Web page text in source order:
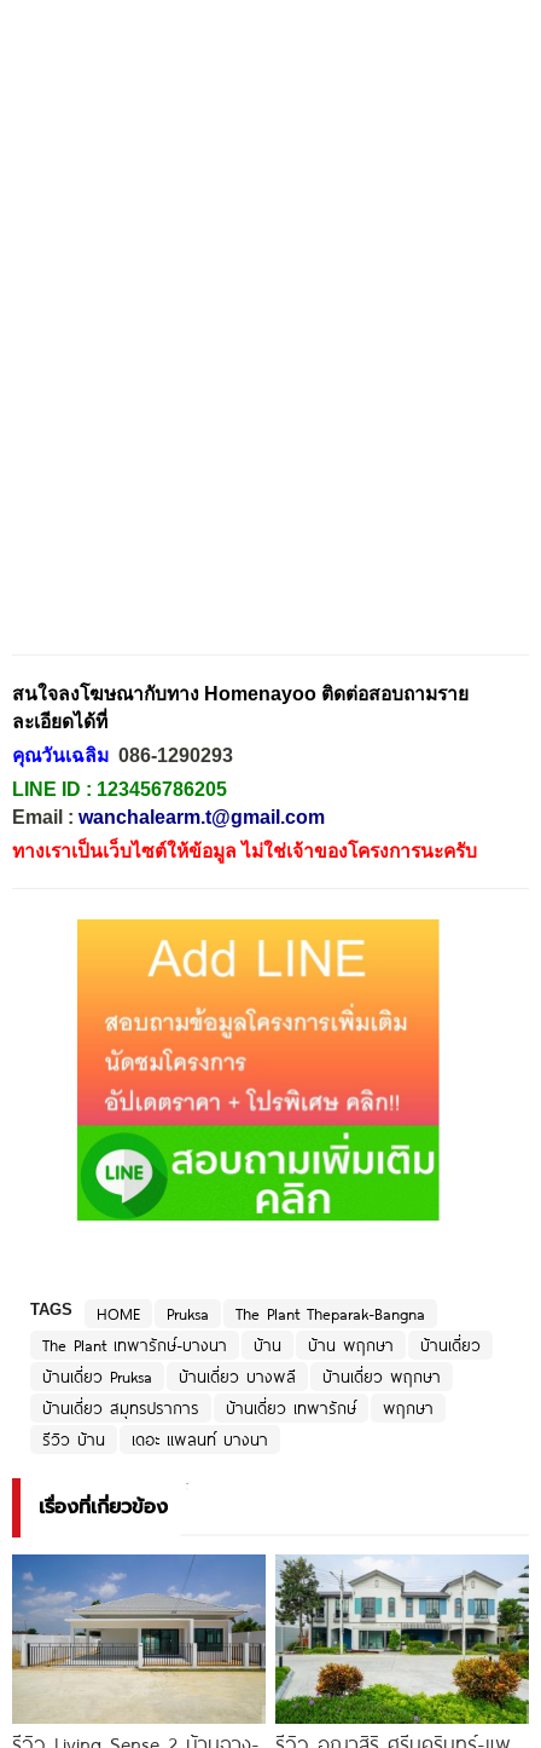
สนใจลงโฆษณากับทาง Homenayoo ติดต่อสอบถามราย
ละเอียดได้ที่
คุณวันเฉลิม 086-1290293
LINE ID : 123456786205
Email : wanchalearm.t@gmail.com
ทางเราเป็นเว็บไซต์ให้ข้อมูล ไม่ใช่เจ้าของโครงการนะครับ
TAGS HOME Pruksa
The Plant Theparak-Bangna
The Plant เทพารักษ์-บางนา
บ้าน บ้าน พฤกษา
บ้านเดี่ยว
บ้านเดี่ยว Pruksa
บ้านเดี่ยว บางพลี
บ้านเดี่ยว พฤกษา
บ้านเดี่ยว สมุทรปราการ
บ้านเดี่ยว เทพารักษ์
พฤกษา
รีวิว บ้าน
เดอะ แพลนท์ บางนา
เรื่องที่เกี่ยวข้อง